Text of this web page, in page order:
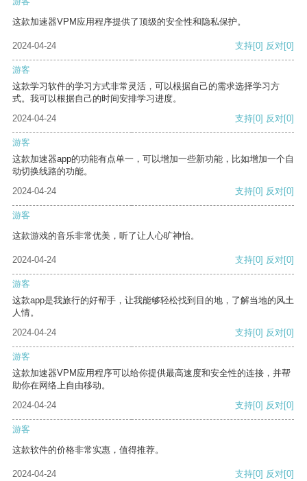
这款加速器VPM应用程序提供了顶级的安全性和隐私保护。
2024-04-24 支持[0] 反对[0]
游客
这款学习软件的学习方式非常灵活，可以根据自己的需求选择学习方
式。我可以根据自己的时间安排学习进度。
2024-04-24
支持[0] 反对[0]
游客
这款加速器app的功能有点单一，可以增加一些新功能，比如增加一个自
动切换线路的功能。
2024-04-24
支持[0] 反对[0]
游客
这款游戏的音乐非常优美，听了让人心旷神怡。
2024-04-24 支持[0] 反对[0]
游客
这款app是我旅行的好帮手，让我能够轻松找到目的地，了解当地的风土
人情。
2024-04-24
支持[0] 反对[0]
游客
这款加速器VPM应用程序可以给你提供最高速度和安全性的连接，并帮
助你在网络上自由移动。
2024-04-24
支持[0] 反对[0]
游客
这款软件的价格非常实惠，值得推荐。
2024-04-24 支持[0] 反对[0]